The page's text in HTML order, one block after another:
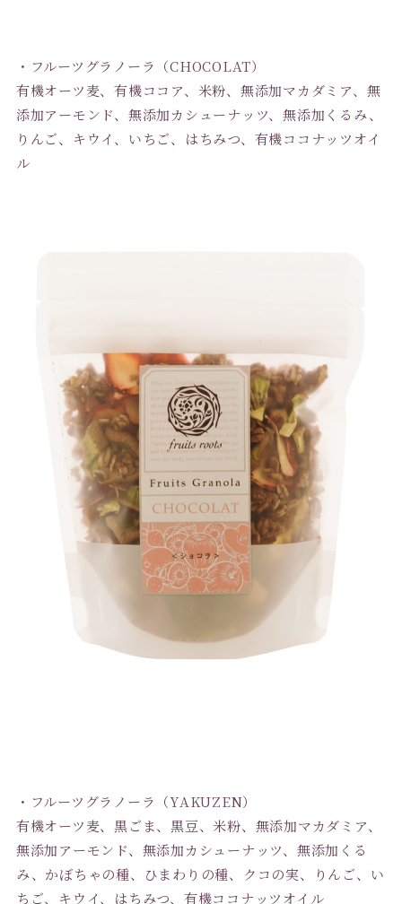
・フルーツグラノーラ（CHOCOLAT）
有機オーツ麦、有機ココア、米粉、無添加マカダミア、無
添加アーモンド、無添加カシューナッツ、無添加くるみ、
りんご、キウイ、いちご、はちみつ、有機ココナッツオイ
ル
・フルーツグラノーラ（YAKUZEN）
有機オーツ麦、黒ごま、黒豆、米粉、無添加マカダミア、
無添加アーモンド、無添加カシューナッツ、無添加くる
み、かぼちゃの種、ひまわりの種、クコの実、りんご、い
ちご、キウイ、はちみつ、有機ココナッツオイル